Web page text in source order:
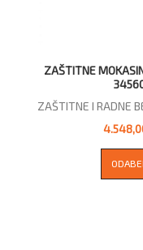
ZAŠTITNE
ZAŠTITNE I RADNE